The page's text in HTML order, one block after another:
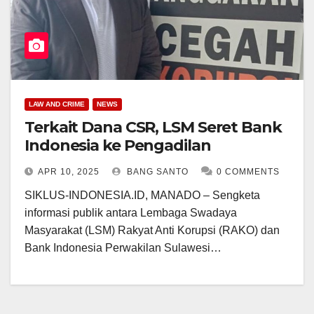
LAW AND CRIME NEWS
Terkait Dana CSR, LSM Seret Bank
Indonesia ke Pengadilan
APR 10, 2025 BANG SANTO 0 COMMENTS
SIKLUS-INDONESIA.ID, MANADO – Sengketa
informasi publik antara Lembaga Swadaya
Masyarakat (LSM) Rakyat Anti Korupsi (RAKO) dan
Bank Indonesia Perwakilan Sulawesi…